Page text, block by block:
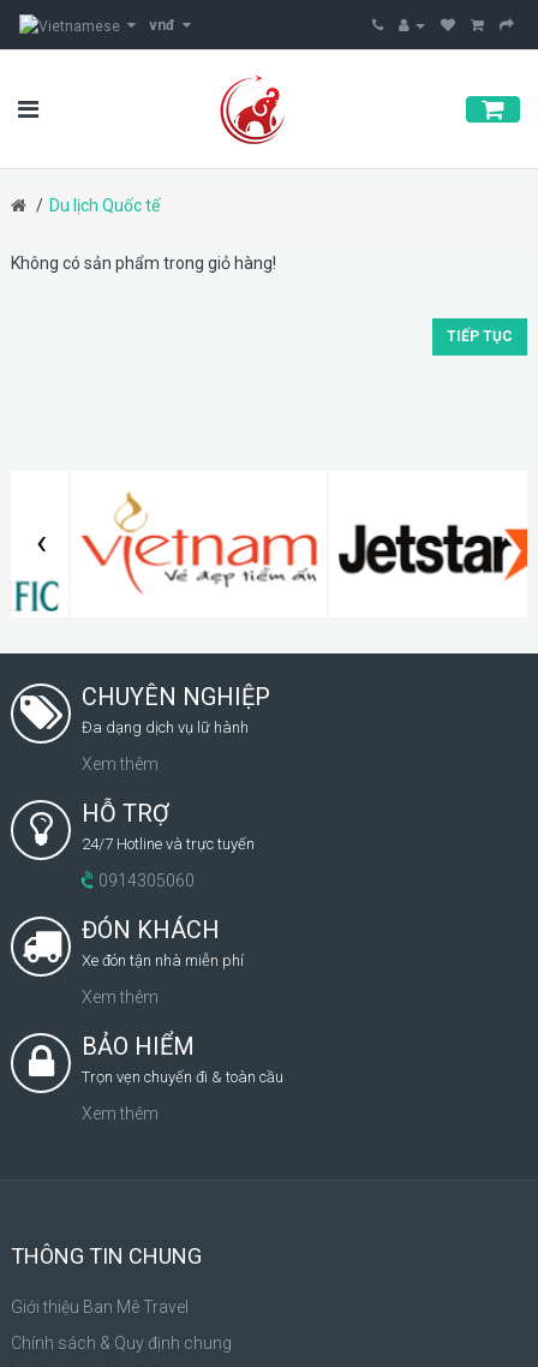
vnđ
Du lịch Quốc tế
Không có sản phẩm trong giỏ hàng!
TIẾP TỤC
‹ ›
CHUYÊN NGHIỆP
Đa dạng dịch vụ lữ hành
Xem thêm
HỖ TRỢ
24/7 Hotline và trực tuyến
0914305060
ĐÓN KHÁCH
Xe đón tận nhà miễn phí
Xem thêm
BẢO HIỂM
Trọn vẹn chuyến đi & toàn cầu
Xem thêm
THÔNG TIN CHUNG
Giới thiệu Ban Mê Travel
Chính sách & Quy định chung